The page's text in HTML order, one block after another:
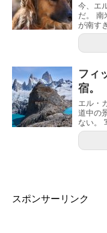
今、エ
だ。 南
が南す
フィ
宿。
エル・
道中の
ない。
スポンサーリンク